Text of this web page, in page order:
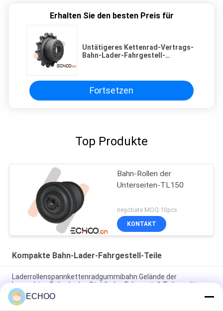
Erhalten Sie den besten Preis für
Untätigeres Kettenrad-Vertrags-
Bahn-Lader-Fahrgestell-
Fortsetzen
Top Produkte
Bahn-Rollen der
Unterseiten-TL150
negotiate MOQ:10pcs
KONTAKT
Kompakte Bahn-Lader-Fahrgestell-Teile
Laderrollenspannkettenradgummibahn Gelände der
kompakten Bahn-Lader-Stahlbahn-Fahrgestell-Teile multi
Schwarze Front-Spannzus Takeuchi TL140 für kompaktes
ECHOO